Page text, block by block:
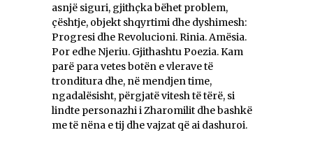
asnjë siguri, gjithçka bëhet problem,
çështje, objekt shqyrtimi dhe dyshimesh:
Progresi dhe Revolucioni. Rinia. Amësia.
Por edhe Njeriu. Gjithashtu Poezia. Kam
parë para vetes botën e vlerave të
tronditura dhe, në mendjen time,
ngadalësisht, përgjatë vitesh të tërë, si
lindte personazhi i Zharomilit dhe bashkë
me të nëna e tij dhe vajzat që ai dashuroi.